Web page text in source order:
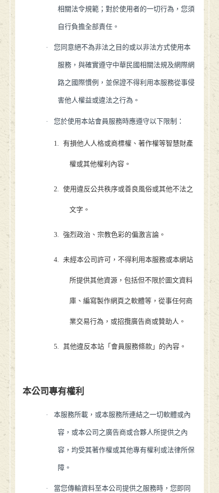
相關法令規範；對於使用者的一切行為，您須
自行負擔全部責任。
· 您同意絕不為非法之目的或以非法方式使用本
服務，與確實遵守中華民國相關法規及網際網
路之國際慣例，並保證不得利用本服務從事侵
害他人權益或違法之行為。
· 您於使用本站會員服務時應遵守以下限制：
1. 有損他人人格或商標權、著作權等智慧財產
權或其他權利內容。
2. 使用違反公共秩序或善良風俗或其他不法之
文字。
3. 強烈政治、宗教色彩的偏激言論。
4. 未經本公司許可，不得利用本服務或本網站
所提供其他資源，包括但不限於圖文資料
庫、編寫製作網頁之軟體等，從事任何商
業交易行為，或招攬廣告商或贊助人。
5. 其他違反本站「會員服務條款」的內容。
本公司專有權利
· 本服務所載，或本服務所連結之一切軟體或內
容，或本公司之廣告商或合夥人所提供之內
容，均受其著作權或其他專有權利或法律所保
障。
· 當您傳輸資料至本公司提供之服務時，您即同